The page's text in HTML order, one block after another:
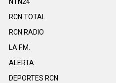
RCN TOTAL
RCN RADIO
LA F.M.
ALERTA
DEPORTES RCN